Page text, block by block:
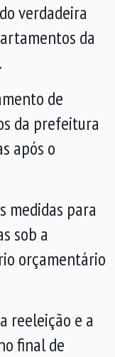
verdadeira
da
de
da prefeitura
após o
medidas para
sob a
orçamentário
reeleição e a
final de